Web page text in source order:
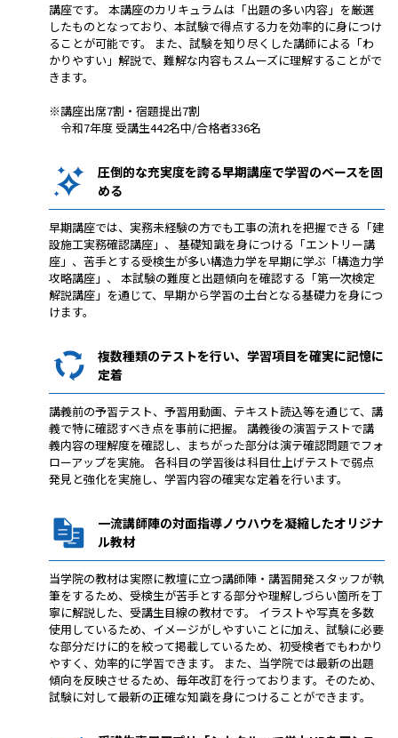
講座です。 本講座のカリキュラムは「出題の多い内容」を厳選
したものとなっており、本試験で得点する力を効率的に身につけ
ることが可能です。 また、試験を知り尽くした講師による「わ
かりやすい」解説で、難解な内容もスムーズに理解することがで
きます。
※講座出席7割・宿題提出7割
令和7年度 受講生442名中/合格者336名
圧倒的な充実度を誇る早期講座で学習のベースを固
める
早期講座では、実務未経験の方でも工事の流れを把握できる「建
設施工実務確認講座」、 基礎知識を身につける「エントリー講
座」、苦手とする受検生が多い構造力学を早期に学ぶ「構造力学
攻略講座」、 本試験の難度と出題傾向を確認する「第一次検定
解説講座」を通じて、早期から学習の土台となる基礎力を身につ
けます。
複数種類のテストを行い、学習項目を確実に記憶に
定着
講義前の予習テスト、予習用動画、テキスト読込等を通じて、講
義で特に確認すべき点を事前に把握。 講義後の演習テストで講
義内容の理解度を確認し、まちがった部分は演テ確認問題でフォ
ローアップを実施。 各科目の学習後は科目仕上げテストで弱点
発見と強化を実施し、学習内容の確実な定着を行います。
一流講師陣の対面指導ノウハウを凝縮したオリジナ
ル教材
当学院の教材は実際に教壇に立つ講師陣・講習開発スタッフが執
筆をするため、受検生が苦手とする部分や理解しづらい箇所を丁
寧に解説した、受講生目線の教材です。 イラストや写真を多数
使用しているため、イメージがしやすいことに加え、試験に必要
な部分だけに的を絞って掲載しているため、初受検者でもわかり
やすく、効率的に学習できます。 また、当学院では最新の出題
傾向を反映させるため、毎年改訂を行っております。そのため、
試験に対して最新の正確な知識を身につけることができます。